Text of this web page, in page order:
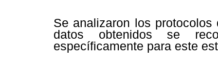
Se analizaron los
datos obtenidos se
específicamente para este